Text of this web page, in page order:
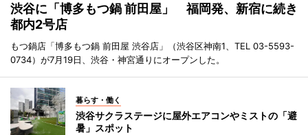
渋谷に「博多もつ鍋 前田屋」 福岡発、新宿に続き
都内2号店
もつ鍋店「博多もつ鍋 前田屋 渋谷店」（渋谷区神南1、TEL 03-5593-
0734）が7月19日、渋谷・神宮通りにオープンした。
暮らす・働く
渋谷サクラステージに屋外エアコンやミストの「避
暑」スポット